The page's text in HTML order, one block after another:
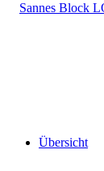
Übersicht